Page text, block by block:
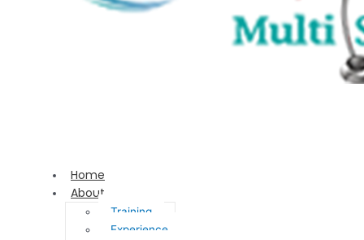
Home
About
Training
Experience